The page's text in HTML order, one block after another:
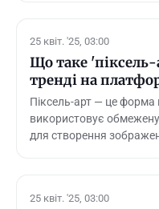
25 квіт. '25, 03:00
Що таке 'піксель-
тренді на
Піксель-арт — це
використовує обмежену
для створення
25 квіт. '25, 03:00